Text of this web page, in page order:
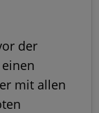
der
mit allen